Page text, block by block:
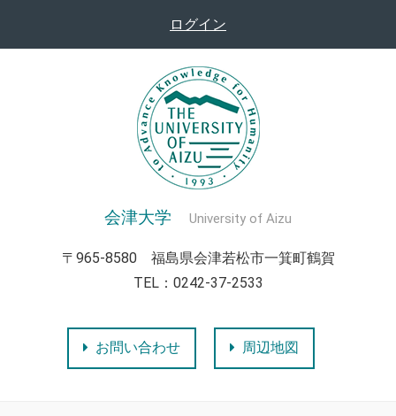
ログイン
会津大学 University of Aizu
〒965-8580 福島県会津若松市一箕町鶴賀
TEL：0242-37-2533
お問い合わせ 周辺地図